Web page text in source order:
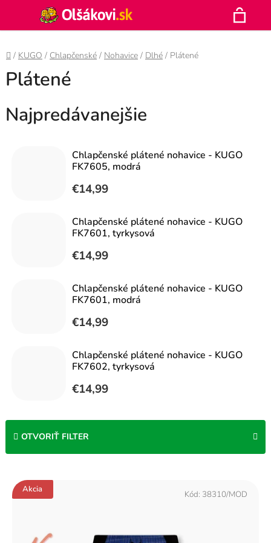
obsah
Hľadať
Domov
/ KUGO / Chlapčenské / Nohavice / Dlhé / Plátené
Plátené
Najpredávanejšie
Chlapčenské plátené nohavice - KUGO
FK7605, modrá
€14,99
Chlapčenské plátené nohavice - KUGO
FK7601, tyrkysová
€14,99
Chlapčenské plátené nohavice - KUGO
FK7601, modrá
€14,99
Chlapčenské plátené nohavice - KUGO
FK7602, tyrkysová
€14,99
OTVORIŤ FILTER
ý
Akcia Kód: 38310/MOD